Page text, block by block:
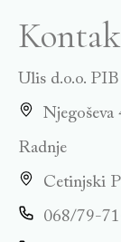
Ulis d.o.o.
Radnje
Cetinjski
068/79-